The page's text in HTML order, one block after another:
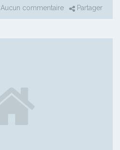
Aucun commentaire Partager